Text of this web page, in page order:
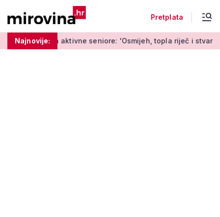
Pretplata
Najnovije:
seniore: 'Osmijeh, topla riječ i stvaranje novih